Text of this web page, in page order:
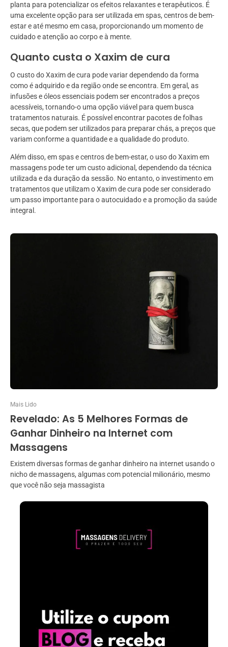
planta para potencializar os efeitos relaxantes e terapêuticos. É
uma excelente opção para ser utilizada em spas, centros de bem-
estar e até mesmo em casa, proporcionando um momento de
cuidado e atenção ao corpo e à mente.
Quanto custa o Xaxim de cura
O custo do Xaxim de cura pode variar dependendo da forma
como é adquirido e da região onde se encontra. Em geral, as
infusões e óleos essenciais podem ser encontrados a preços
acessíveis, tornando-o uma opção viável para quem busca
tratamentos naturais. É possível encontrar pacotes de folhas
secas, que podem ser utilizados para preparar chás, a preços que
variam conforme a quantidade e a qualidade do produto.
Além disso, em spas e centros de bem-estar, o uso do Xaxim em
massagens pode ter um custo adicional, dependendo da técnica
utilizada e da duração da sessão. No entanto, o investimento em
tratamentos que utilizam o Xaxim de cura pode ser considerado
um passo importante para o autocuidado e a promoção da saúde
integral.
Mais Lido
Revelado: As 5 Melhores Formas de
Ganhar Dinheiro na Internet com
Massagens
Existem diversas formas de ganhar dinheiro na internet usando o
nicho de massagens, algumas com potencial milionário, mesmo
que você não seja massagista